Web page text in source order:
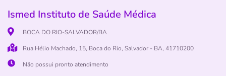
Ismed Instituto de Saúde Médica
BOCA DO RIO-SALVADOR/BA
Rua Hélio Machado, 15, Boca do Rio, Salvador - BA, 41710200
Não possui pronto atendimento